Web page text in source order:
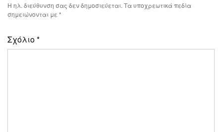
Η ηλ. διεύθυνση σας δεν δημοσιεύεται. Τα υποχρεωτικά πεδία
σημειώνονται με *
Σχόλιο*